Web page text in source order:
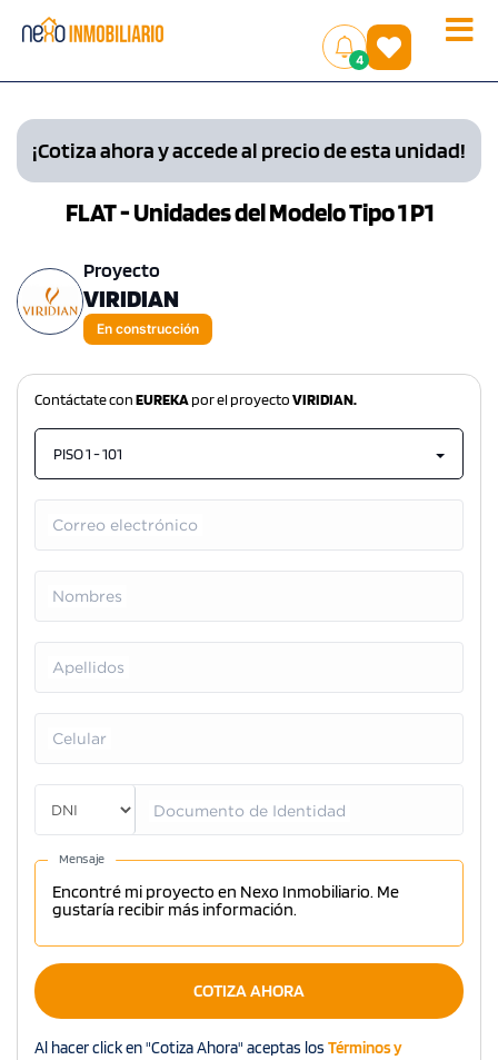
Toggle
4
()
¡Cotiza ahora y accede al precio de esta unidad!
FLAT - Unidades del Modelo Tipo 1 P1
Proyecto
VIRIDIAN
En construcción
Contáctate conEUREKApor el proyectoVIRIDIAN.
PISO 1 - 101
Correo electrónico
Nombres
Apellidos
Celular
Documento de Identidad
Mensaje
COTIZA AHORA
Al hacer click en "Cotiza Ahora" aceptas los Términos y